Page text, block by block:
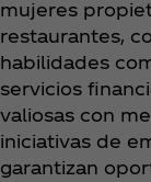
mujeres
restaurantes,
habilidades
servicios
valiosas con
iniciativas de
garantizan